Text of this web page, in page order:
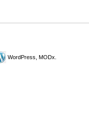
WordPress, MODx.